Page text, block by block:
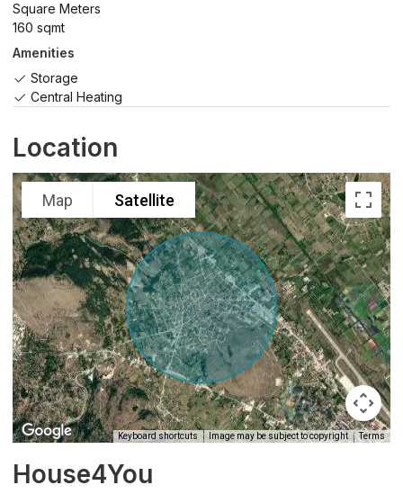
Square Meters
160 sqmt
Amenities
Storage
Central Heating
Location
Map Satellite
Keyboard shortcuts Image may be subject to copyright Terms
House4You